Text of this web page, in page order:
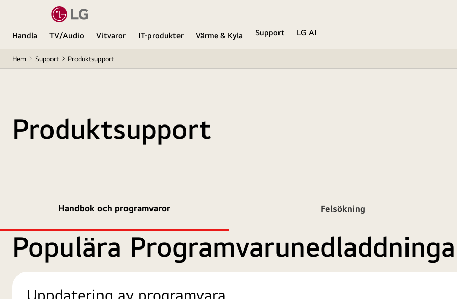
Handla TV/Audio Vitvaror IT-produkter Värme & Kyla Support LG AI
Hem Support Produktsupport
Produktsupport
Handbok och programvaror Felsökning
Populära
Uppdatering av programvara